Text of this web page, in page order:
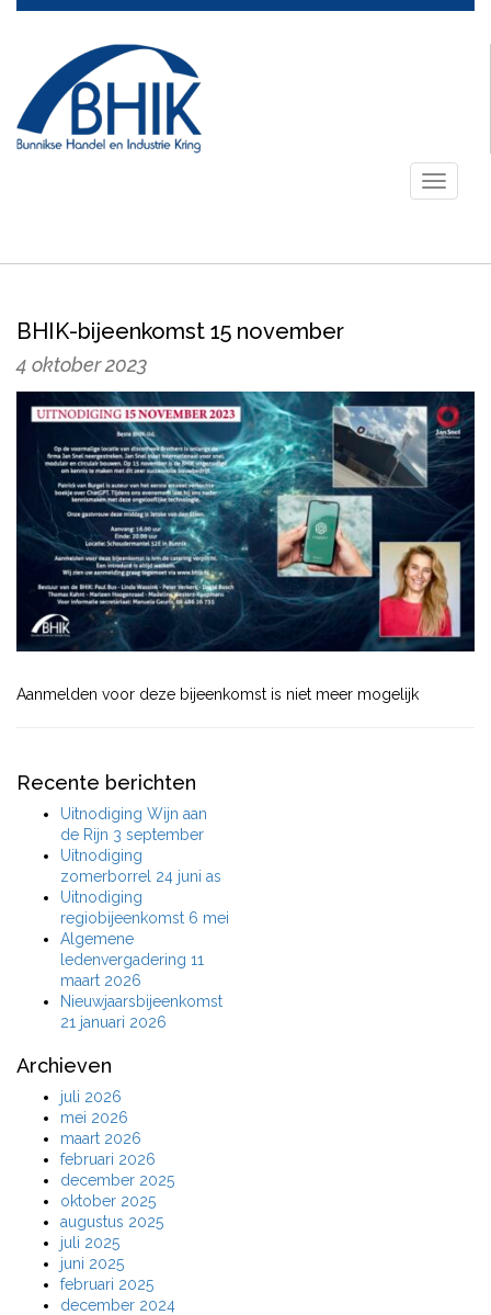
Toggle
BHIK-bijeenkomst 15 november
4 oktober 2023
Aanmelden voor deze bijeenkomst is niet meer mogelijk
Recente berichten
Uitnodiging Wijn aan
de Rijn 3 september
Uitnodiging
zomerborrel 24 juni as
Uitnodiging
regiobijeenkomst 6 mei
Algemene
ledenvergadering 11
maart 2026
Nieuwjaarsbijeenkomst
21 januari 2026
Archieven
juli 2026
mei 2026
maart 2026
februari 2026
december 2025
oktober 2025
augustus 2025
juli 2025
juni 2025
februari 2025
december 2024